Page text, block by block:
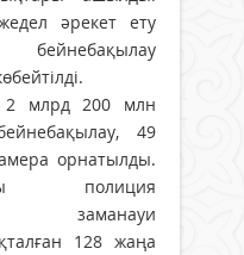
жедел әрекет ету
2 млрд 200 млн
49
орнатылды.
полиция
заманауи
128 жаңа